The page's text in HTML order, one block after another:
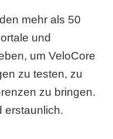
mehr als 50
und
um VeloCore
zu testen, zu
zu bringen.
erstaunlich.